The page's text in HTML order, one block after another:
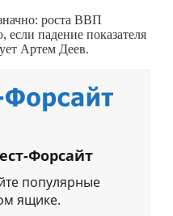
роста ВВП
если падение показателя
Артем Деев.
Форсайт
популярные
ящике.